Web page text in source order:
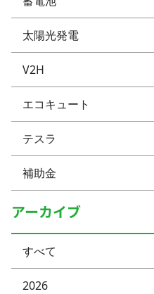
太陽光発電
V2H
エコキュート
テスラ
補助金
アーカイブ
すべて
2026